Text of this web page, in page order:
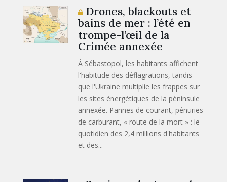
Drones, blackouts et
bains de mer : l’été en
trompe-l’œil de la
Crimée annexée
À Sébastopol, les habitants affichent
l'habitude des déflagrations, tandis
que l'Ukraine multiplie les frappes sur
les sites énergétiques de la péninsule
annexée. Pannes de courant, pénuries
de carburant, « route de la mort » : le
quotidien des 2,4 millions d'habitants
et des...